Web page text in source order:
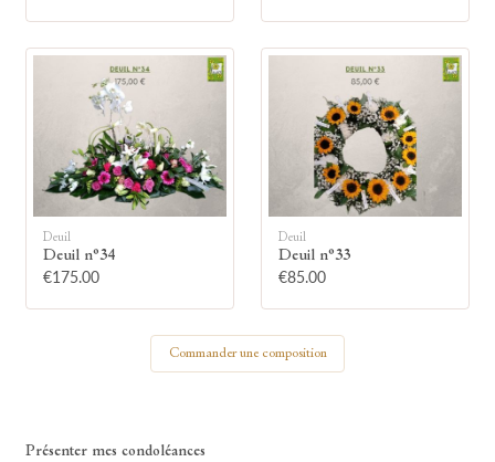
Allumez une bougie
Montrez votre soutien à la famille en
allumant symboliquement une bougie.
Votre prénom
Deuil
Deuil n°34
€175.00
Deuil
Deuil n°33
€85.00
Commander une composition
Présenter mes condoléances